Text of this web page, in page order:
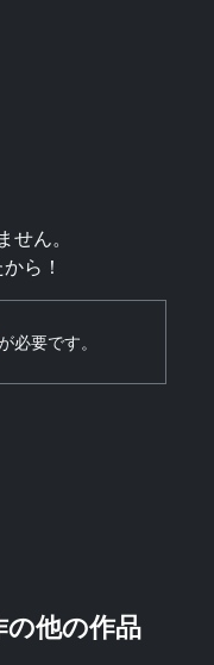
ん。
ら！
必要です。
他の作品